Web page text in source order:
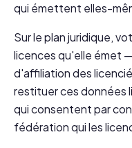
qui émettent elles-
Sur le plan juridique,
licences qu'elle émet
d'affiliation des
restituer ces données
qui consentent par
fédération qui les